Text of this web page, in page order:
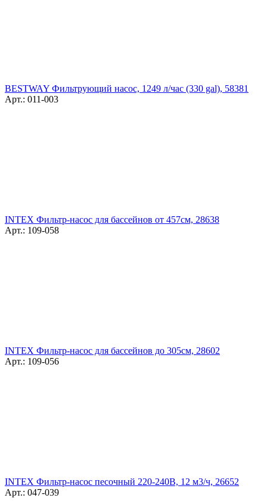
BESTWAY Фильтрующий насос, 1249 л/час (330 gal), 58381
Арт.: 011-003
INTEX Фильтр-насос для бассейнов от 457см, 28638
Арт.: 109-058
INTEX Фильтр-насос для бассейнов до 305см, 28602
Арт.: 109-056
INTEX Фильтр-насос песочный 220-240В, 12 м3/ч, 26652
Арт.: 047-039